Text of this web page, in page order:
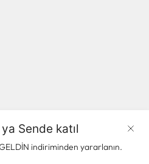
Ürünler
Sende katıl
indiriminden yararlanın.